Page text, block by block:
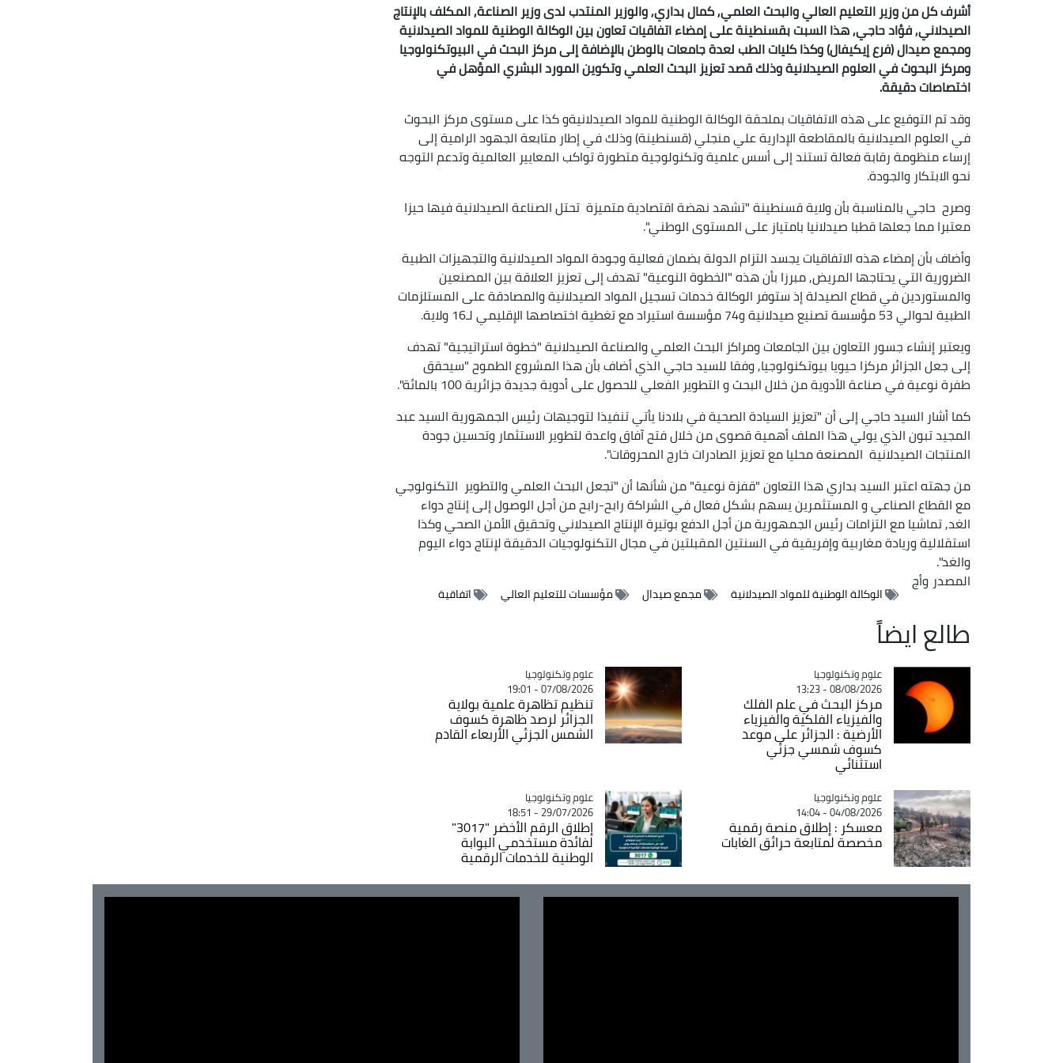
أشرف كل من وزير التعليم العالي والبحث العلمي, كمال بداري, والوزير المنتدب لدى وزير الصناعة, المكلف بالإنتاج
الصيدلاني, فؤاد حاجي, هذا السبت بقسنطينة على إمضاء اتفاقيات تعاون بين الوكالة الوطنية للمواد الصيدلانية
ومجمع صيدال (فرع إيكيفال) وكذا كليات الطب لعدة جامعات بالوطن بالإضافة إلى مركز البحث في البيوتكنولوجيا
ومركز البحوث في العلوم الصيدلانية وذلك قصد تعزيز البحث العلمي وتكوين المورد البشري المؤهل في
اختصاصات دقيقة.
وقد تم التوقيع على هذه الاتفاقيات بملحقة الوكالة الوطنية للمواد الصيدلانيةو كذا على مستوى مركز البحوث
في العلوم الصيدلانية بالمقاطعة الإدارية علي منجلي (قسنطينة) وذلك في إطار متابعة الجهود الرامية إلى
إرساء منظومة رقابة فعالة تستند إلى أسس علمية وتكنولوجية متطورة تواكب المعايير العالمية وتدعم التوجه
نحو الابتكار والجودة.
وصرح حاجي بالمناسبة بأن ولاية قسنطينة "تشهد نهضة اقتصادية متميزة تحتل الصناعة الصيدلانية فيها حيزا
معتبرا مما جعلها قطبا صيدلانيا بامتياز على المستوى الوطني".
وأضاف بأن إمضاء هذه الاتفاقيات يجسد التزام الدولة بضمان فعالية وجودة المواد الصيدلانية والتجهيزات الطبية
الضرورية التي يحتاجها المريض, مبرزا بأن هذه "الخطوة النوعية" تهدف إلى تعزيز العلاقة بين المصنعين
والمستوردين في قطاع الصيدلة إذ ستوفر الوكالة خدمات تسجيل المواد الصيدلانية والمصادقة على المستلزمات
الطبية لحوالي 53 مؤسسة تصنيع صيدلانية و74 مؤسسة استيراد مع تغطية اختصاصها الإقليمي لـ16 ولاية.
ويعتبر إنشاء جسور التعاون بين الجامعات ومراكز البحث العلمي والصناعة الصيدلانية "خطوة استراتيجية" تهدف
إلى جعل الجزائر مركزا حيويا بيوتكنولوجيا, وفقا للسيد حاجي الذي أضاف بأن هذا المشروع الطموح "سيحقق
طفرة نوعية في صناعة الأدوية من خلال البحث و التطوير الفعلي للحصول على أدوية جديدة جزائرية 100 بالمائة".
كما أشار السيد حاجي إلى أن "تعزيز السيادة الصحية في بلادنا يأتي تنفيذا لتوجيهات رئيس الجمهورية السيد عبد
المجيد تبون الذي يولي هذا الملف أهمية قصوى من خلال فتح آفاق واعدة لتطوير الاستثمار وتحسين جودة
المنتجات الصيدلانية المصنعة محليا مع تعزيز الصادرات خارج المحروقات".
من جهته اعتبر السيد بداري هذا التعاون "قفزة نوعية" من شأنها أن "تجعل البحث العلمي والتطوير التكنولوجي
مع القطاع الصناعي و المستثمرين يسهم بشكل فعال في الشراكة رابح-رابح من أجل الوصول إلى إنتاج دواء
الغد, تماشيا مع التزامات رئيس الجمهورية من أجل الدفع بوتيرة الإنتاج الصيدلاني وتحقيق الأمن الصحي وكذا
استقلالية وريادة مغاربية وإفريقية في السنتين المقبلتين في مجال التكنولوجيات الدقيقة لإنتاج دواء اليوم
والغد".
المصدر وأج
الوكالة الوطنية للمواد الصيدلانية مجمع صيدال مؤسسات للتعليم العالي اتفاقية
طالع ايضاً
Catégorie
علوم وتكنولوجيا
08/08/2026 - 13:23
مركز البحث في علم الفلك
والفيزياء الفلكية والفيزياء
الأرضية : الجزائر على موعد
كسوف شمسي جزئي
استثنائي
Catégorie
علوم وتكنولوجيا
07/08/2026 - 19:01
تنظيم تظاهرة علمية بولاية
الجزائر لرصد ظاهرة كسوف
الشمس الجزئي الأربعاء القادم
Catégorie
علوم وتكنولوجيا
04/08/2026 - 14:04
معسكر : إطلاق منصة رقمية
مخصصة لمتابعة حرائق الغابات
Catégorie
علوم وتكنولوجيا
29/07/2026 - 18:51
إطلاق الرقم الأخضر "3017"
لفائدة مستخدمي البوابة
الوطنية للخدمات الرقمية